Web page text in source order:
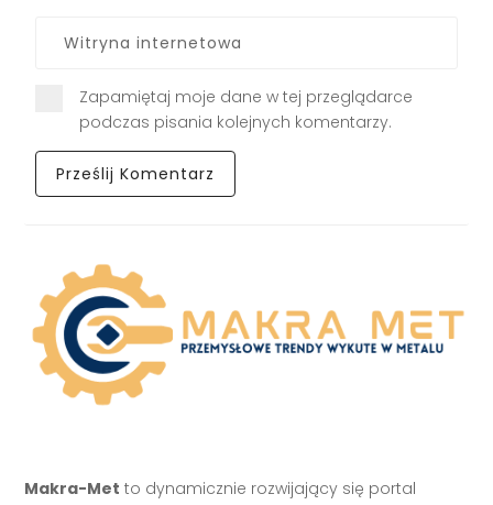
Zapamiętaj moje dane w tej przeglądarce
podczas pisania kolejnych komentarzy.
Makra-Met to dynamicznie rozwijający się portal